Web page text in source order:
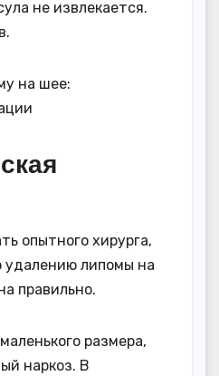
не извлекается.
опытного хирурга,
удалению липомы на
правильно.
размера,
наркоз. В